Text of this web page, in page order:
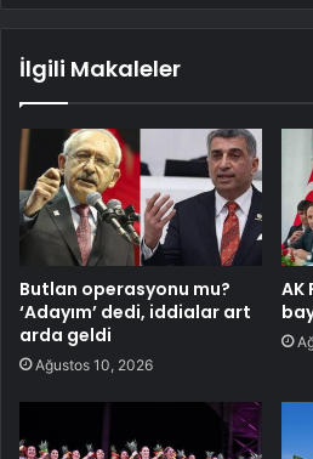
İlgili Makaleler
Butlan operasyonu mu?
‘Adayım’ dedi, iddialar art
arda geldi
Ağustos 10, 2026
AK